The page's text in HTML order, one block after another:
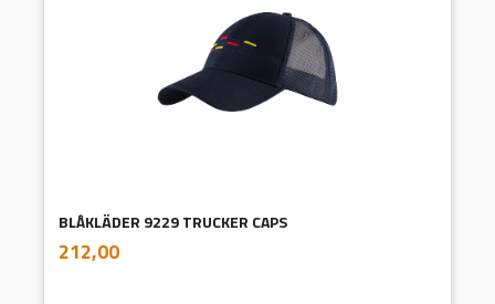
BLÅKLÄDER 9229 TRUCKER CAPS
Pris
212,00mva.